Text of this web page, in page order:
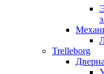
Trelleborg